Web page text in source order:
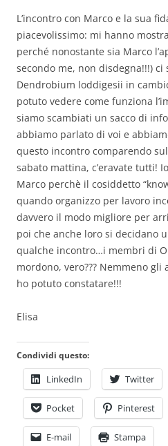
L’incontro con Marco e la sua
piacevolissimo: mi hanno
perché nonostante sia Marco
secondo me, non disdegna!!!)
Dendrobium loddigesii in
potuto vedere come funziona
siamo scambiati un sacco di
abbiamo parlato di voi e
questo incontro comparendo
sabato mattina, c’eravate tutti!
Marco perchè il cosiddetto
quando organizzo per lavoro
davvero il modo migliore per
poi che anche loro si decidano
qualche incontro…i membri di
mordono, vero??? Nemmeno
ho potuto constatare!!!
Elisa
Condividi questo:
LinkedIn Twitter
Pocket Pinterest
E-mail Stampa